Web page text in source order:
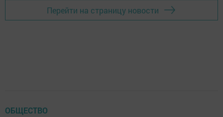
Перейти на страницу новости
ОБЩЕСТВО